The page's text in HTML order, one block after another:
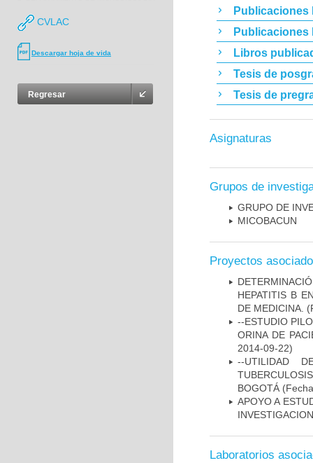
CVLAC
Descargar hoja de vida
Regresar
Publicaciones
Publicaciones
Libros
Tesis de
Tesis de
Asignaturas
Grupos de
GRUPO DE
MICOBAC­UN
Proyectos
HEPATITIS B
DE MEDICINA.
--ESTUDIO
ORINA DE
2014-09-22)
--UTILIDAD
BOGOTÁ
APOYO A
Laboratorios